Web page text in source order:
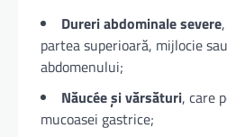
Dureri abdominale severe
partea superioară, mijlocie
abdomenului;
Năucée și vărsături, care
mucoasei gastrice;